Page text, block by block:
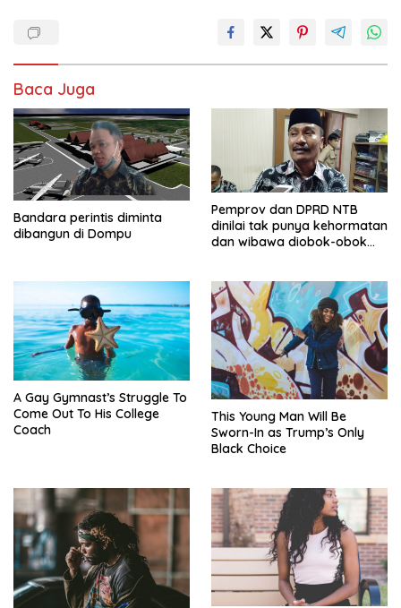
Baca Juga
Bandara perintis diminta
dibangun di Dompu
Pemprov dan DPRD NTB
dinilai tak punya kehormatan
dan wibawa diobok-obok
A Gay Gymnast’s Struggle To
Come Out To His College
Coach
This Young Man Will Be
Sworn-In as Trump’s Only
Black Choice